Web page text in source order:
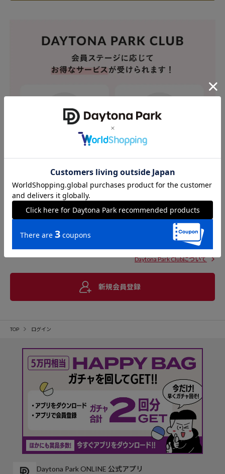
Daytona Park Clubについて
新規会員登録
TOP ログイン
Daytona Park ONLINE 公式アプリ